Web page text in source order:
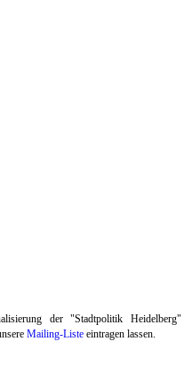
der "Stadtpolitik Heidelberg"
Mailing-Liste eintragen lassen.